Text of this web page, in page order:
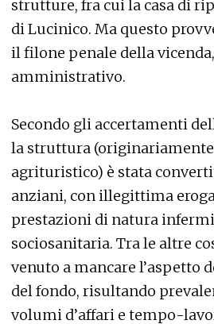
strutture, fra cui la casa di
di Lucinico. Ma questo
il filone penale della
amministrativo.
Secondo gli accertamenti
la struttura
agrituristico) è stata
anziani, con illegittima
prestazioni di natura
sociosanitaria. Tra le altre
venuto a mancare l’aspetto
del fondo, risultando
volumi d’affari e tempo-